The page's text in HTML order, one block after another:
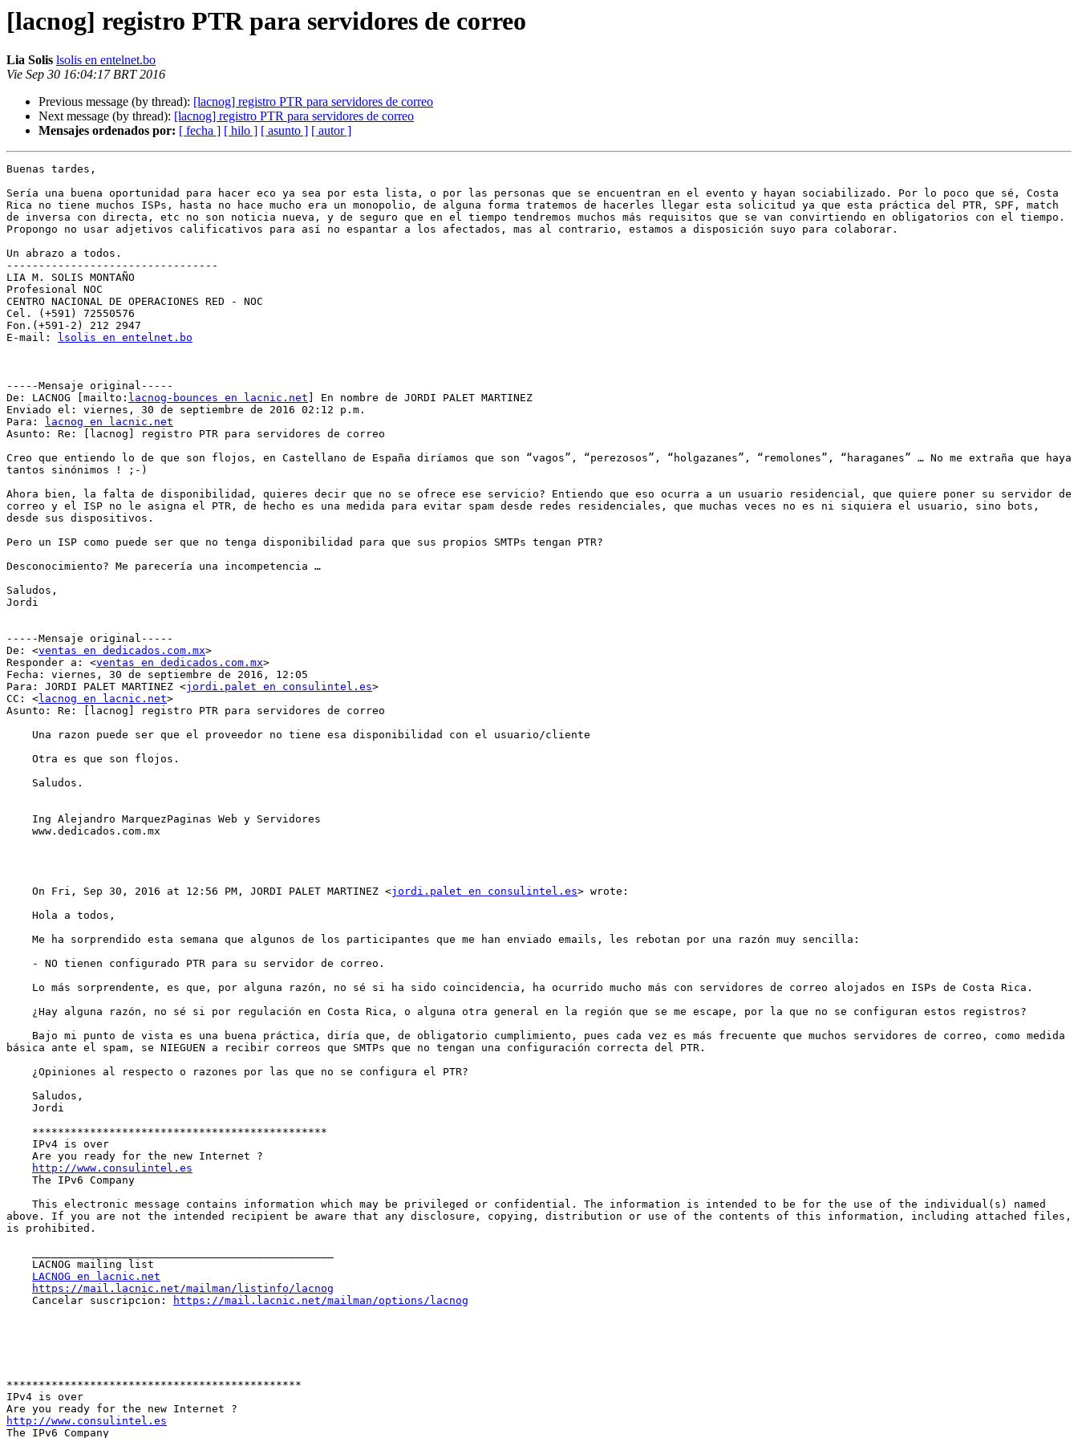
[lacnog] registro PTR para servidores de correo
Lia Solis lsolis en entelnet.bo
Vie Sep 30 16:04:17 BRT 2016
Previous message (by thread): [lacnog] registro PTR para servidores de correo
Next message (by thread): [lacnog] registro PTR para servidores de correo
Mensajes ordenados por: [ fecha ] [ hilo ] [ asunto ] [ autor ]
Buenas tardes,
Sería una buena oportunidad para hacer eco ya sea por esta lista, o por las personas que se encuentran en el evento y hayan sociabilizado. Por lo poco que sé, Costa
Rica no tiene muchos ISPs, hasta no hace mucho era un monopolio, de alguna forma tratemos de hacerles llegar esta solicitud ya que esta práctica del PTR, SPF, match
de inversa con directa, etc no son noticia nueva, y de seguro que en el tiempo tendremos muchos más requisitos que se van convirtiendo en obligatorios con el tiempo.
Propongo no usar adjetivos calificativos para así no espantar a los afectados, mas al contrario, estamos a disposición suyo para colaborar.
Un abrazo a todos.
---------------------------------
LIA M. SOLIS MONTAÑO
Profesional NOC
CENTRO NACIONAL DE OPERACIONES RED - NOC
Cel. (+591) 72550576
Fon.(+591-2) 212 2947
E-mail:
lsolis en entelnet.bo
-----Mensaje original-----
De: LACNOG [mailto: lacnog-bounces en lacnic.net ] En nombre de JORDI PALET MARTINEZ
Enviado el: viernes, 30 de septiembre de 2016 02:12 p.m.
Para:
lacnog en lacnic.net
Asunto: Re: [lacnog] registro PTR para servidores de correo
Creo que entiendo lo de que son flojos, en Castellano de España diríamos que son “vagos”, “perezosos”, “holgazanes”, “remolones”, “haraganes” … No me extraña que haya
tantos sinónimos ! ;-)
Ahora bien, la falta de disponibilidad, quieres decir que no se ofrece ese servicio? Entiendo que eso ocurra a un usuario residencial, que quiere poner su servidor de
correo y el ISP no le asigna el PTR, de hecho es una medida para evitar spam desde redes residenciales, que muchas veces no es ni siquiera el usuario, sino bots,
desde sus dispositivos.
Pero un ISP como puede ser que no tenga disponibilidad para que sus propios SMTPs tengan PTR?
Desconocimiento? Me parecería una incompetencia …
Saludos,
Jordi
-----Mensaje original-----
De: <ventas en dedicados.com.mx>
Responder a: <ventas en dedicados.com.mx>
Fecha: viernes, 30 de septiembre de 2016, 12:05
Para: JORDI PALET MARTINEZ <jordi.palet en consulintel.es>
CC: <lacnog en lacnic.net>
Asunto: Re: [lacnog] registro PTR para servidores de correo
    On Fri, Sep 30, 2016 at 12:56 PM, JORDI PALET MARTINEZ <
jordi.palet en consulintel.es> wrote:
básica ante el spam, se NIEGUEN a recibir correos que SMTPs que no tengan una configuración correcta del PTR.
http://www.consulintel.es
above. If you are not the intended recipient be aware that any disclosure, copying, distribution or use of the contents of this information, including attached files,
is prohibited.
LACNOG en lacnic.net
https://mail.lacnic.net/mailman/listinfo/lacnog
    Cancelar suscripcion:
https://mail.lacnic.net/mailman/options/lacnog
**********************************************
IPv4 is over
http://www.consulintel.es
The IPv6 Company